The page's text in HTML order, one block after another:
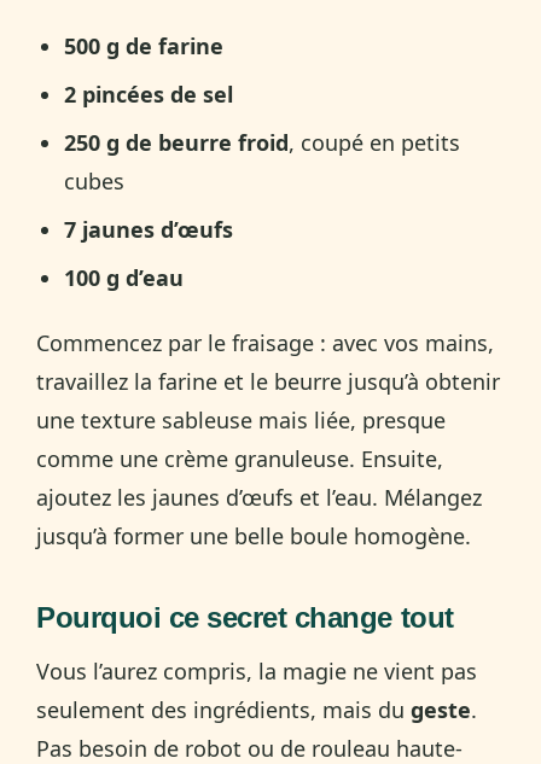
500 g de farine
2 pincées de sel
250 g de beurre froid, coupé en petits
cubes
7 jaunes d’œufs
100 g d’eau
Commencez par le fraisage : avec vos mains,
travaillez la farine et le beurre jusqu’à obtenir
une texture sableuse mais liée, presque
comme une crème granuleuse. Ensuite,
ajoutez les jaunes d’œufs et l’eau. Mélangez
jusqu’à former une belle boule homogène.
Pourquoi ce secret change tout
Vous l’aurez compris, la magie ne vient pas
seulement des ingrédients, mais du geste.
Pas besoin de robot ou de rouleau haute-